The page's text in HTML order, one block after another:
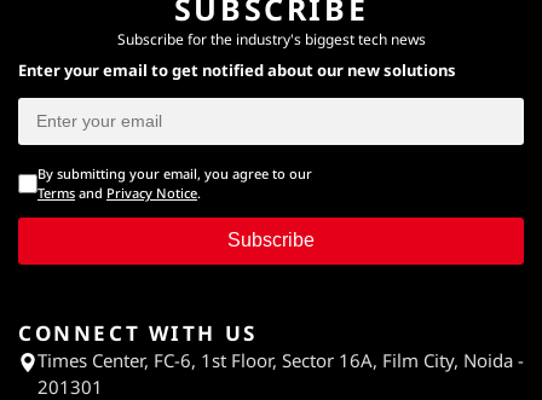
Subscribe for the industry's biggest tech news
Enter your email to get notified about our new solutions
By submitting your email, you agree to our
Terms and Privacy Notice.
Subscribe
CONNECT WITH US
Times Center, FC-6, 1st Floor, Sector 16A, Film City, Noida -
201301